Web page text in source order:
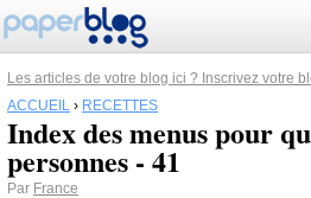
Les articles de votre blog ici ? Inscrivez votre
ACCUEIL › RECETTES
Index des menus pour
personnes - 41
Par France